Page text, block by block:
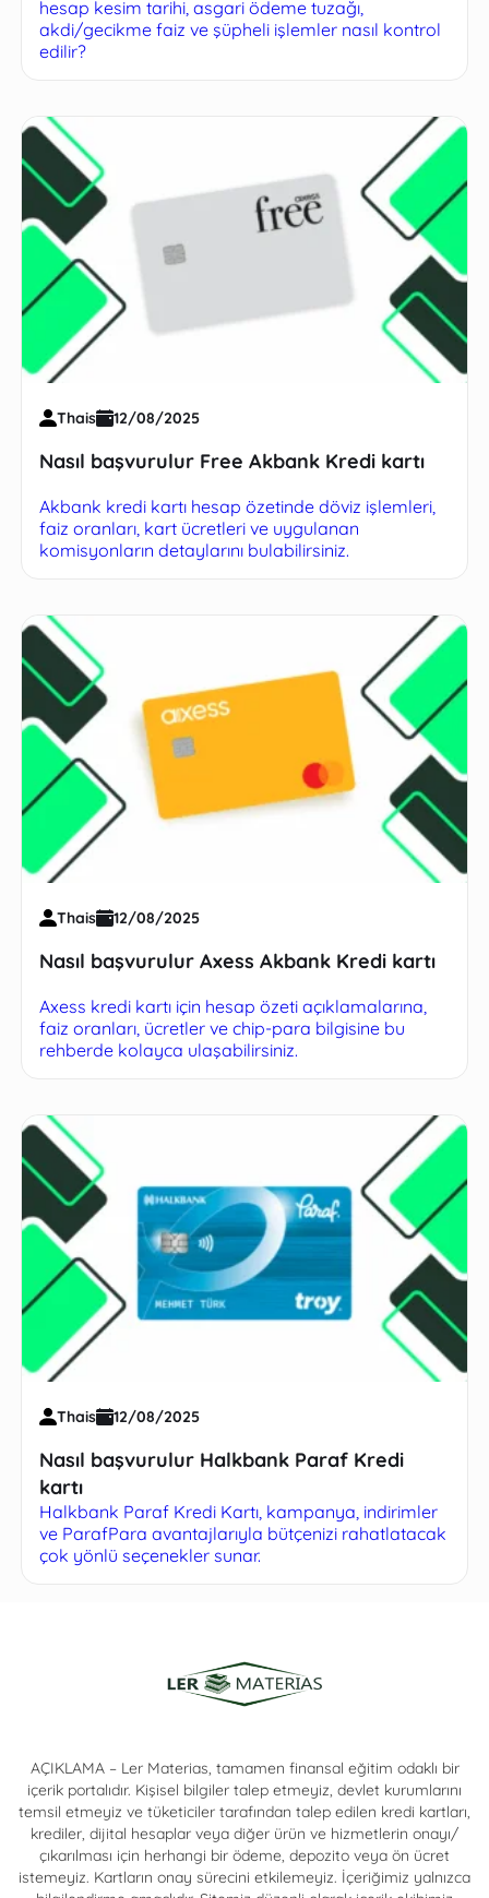
hesap kesim tarihi, asgari ödeme tuzağı,
akdi/gecikme faiz ve şüpheli işlemler nasıl kontrol
edilir?
Thais 12/08/2025
Nasıl başvurulur Free Akbank Kredi kartı
Akbank kredi kartı hesap özetinde döviz işlemleri,
faiz oranları, kart ücretleri ve uygulanan
komisyonların detaylarını bulabilirsiniz.
Thais 12/08/2025
Nasıl başvurulur Axess Akbank Kredi kartı
Axess kredi kartı için hesap özeti açıklamalarına,
faiz oranları, ücretler ve chip-para bilgisine bu
rehberde kolayca ulaşabilirsiniz.
Thais 12/08/2025
Nasıl başvurulur Halkbank Paraf Kredi
kartı
Halkbank Paraf Kredi Kartı, kampanya, indirimler
ve ParafPara avantajlarıyla bütçenizi rahatlatacak
çok yönlü seçenekler sunar.
AÇIKLAMA – Ler Materias, tamamen finansal eğitim odaklı bir
içerik portalıdır. Kişisel bilgiler talep etmeyiz, devlet kurumlarını
temsil etmeyiz ve tüketiciler tarafından talep edilen kredi kartları,
krediler, dijital hesaplar veya diğer ürün ve hizmetlerin onayı/
çıkarılması için herhangi bir ödeme, depozito veya ön ücret
istemeyiz. Kartların onay sürecini etkilemeyiz. İçeriğimiz yalnızca